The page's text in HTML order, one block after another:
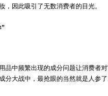
，因此吸引了无数消费者的目光。
品中频繁出现的成分问题让消费者
分大战中，最抢眼的当然就是人参了